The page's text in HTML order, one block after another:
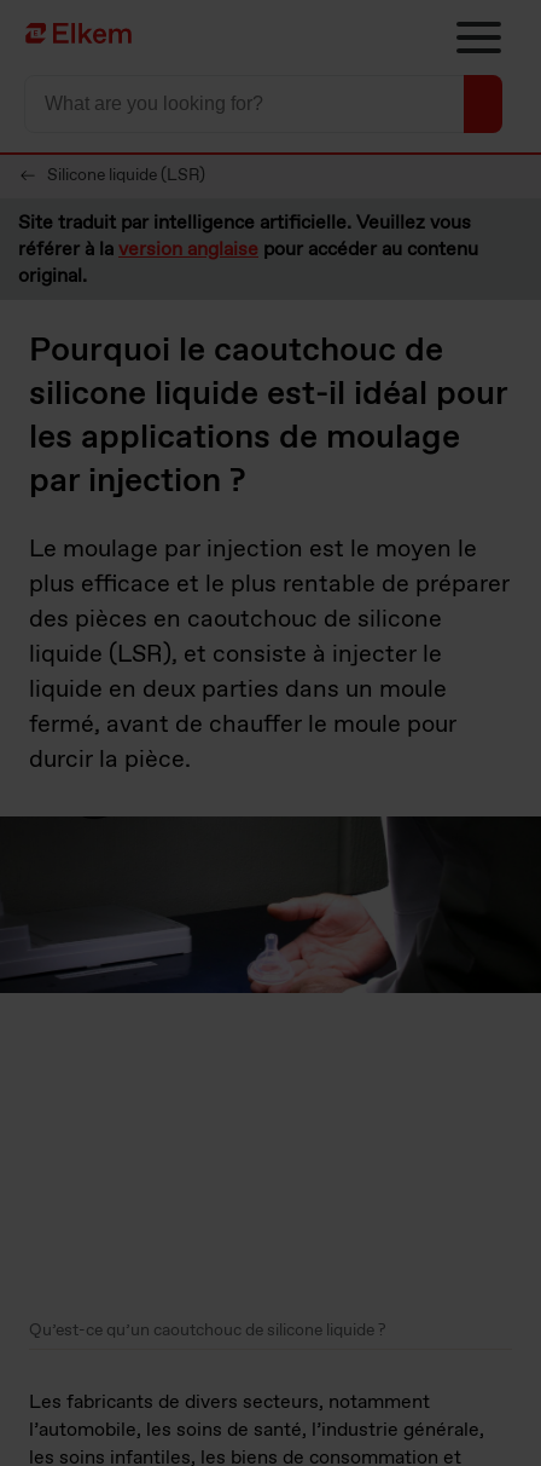
Skip to main content
Vers la page d'accueil
Silicone liquide (LSR)
Site traduit par intelligence artificielle. Veuillez vous
référer à laversion anglaise pour accéder au contenu
original.
Pourquoi le caoutchouc de
silicone liquide est-il idéal pour
les applications de moulage
par injection ?
Le moulage par injection est le moyen le
plus efficace et le plus rentable de préparer
des pièces en caoutchouc de silicone
liquide (LSR), et consiste à injecter le
liquide en deux parties dans un moule
fermé, avant de chauffer le moule pour
durcir la pièce.
Qu’est-ce qu’un caoutchouc de silicone liquide ?
Les fabricants de divers secteurs, notamment
l’automobile, les soins de santé, l’industrie générale,
les soins infantiles, les biens de consommation et